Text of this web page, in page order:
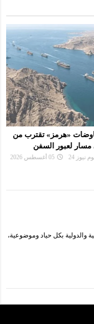
«هرمز» تقترب من
مسار لعبور السفن
24 05 أغسطس 2026
والدولية بكل حياد وموضوعية،